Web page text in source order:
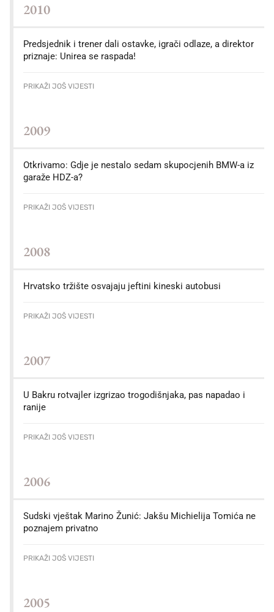
2010
Predsjednik i trener dali ostavke, igrači odlaze, a direktor
priznaje: Unirea se raspada!
PRIKAŽI JOŠ VIJESTI
2009
Otkrivamo: Gdje je nestalo sedam skupocjenih BMW-a iz
garaže HDZ-a?
PRIKAŽI JOŠ VIJESTI
2008
Hrvatsko tržište osvajaju jeftini kineski autobusi
PRIKAŽI JOŠ VIJESTI
2007
U Bakru rotvajler izgrizao trogodišnjaka, pas napadao i
ranije
PRIKAŽI JOŠ VIJESTI
2006
Sudski vještak Marino Žunić: Jakšu Michielija Tomića ne
poznajem privatno
PRIKAŽI JOŠ VIJESTI
2005